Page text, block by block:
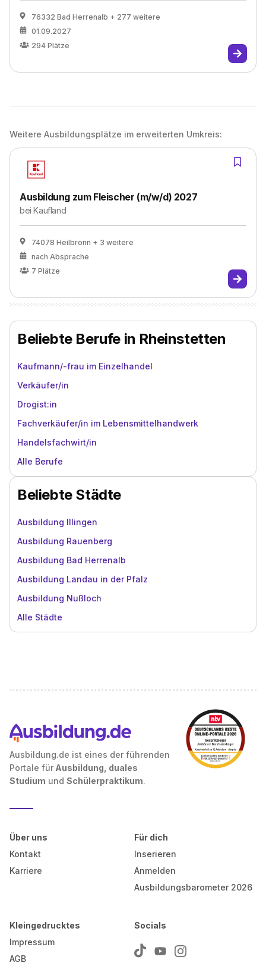
76332 Bad Herrenalb + 277 weitere
01.09.2027
294 Plätze
Weitere Ausbildungsplätze im erweiterten Umkreis:
Ausbildung zum Fleischer (m/w/d) 2027
beiKaufland
74078 Heilbronn + 3 weitere
nach Absprache
7 Plätze
Beliebte Berufe in Rheinstetten
Kaufmann/-frau im Einzelhandel
Verkäufer/in
Drogist:in
Fachverkäufer/in im Lebensmittelhandwerk
Handelsfachwirt/in
Alle Berufe
Beliebte Städte
Ausbildung Illingen
Ausbildung Rauenberg
Ausbildung Bad Herrenalb
Ausbildung Landau in der Pfalz
Ausbildung Nußloch
Alle Städte
Ausbildung.de ist eines der führenden
Portale für Ausbildung, duales
Studium und Schülerpraktikum.
Über uns
Kontakt
Karriere
Für dich
Inserieren
Anmelden
Ausbildungsbarometer 2026
Kleingedrucktes
Impressum
AGB
Socials